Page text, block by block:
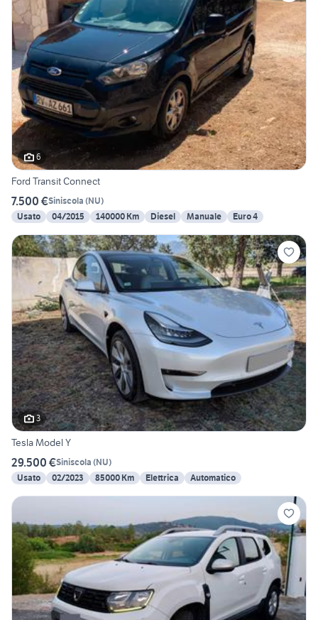
6
Ford Transit Connect
7.500 €Siniscola (NU)
Usato
04/2015 140000 Km Diesel Manuale Euro 4
3
Tesla Model Y
29.500 €Siniscola (NU)
Usato
02/2023 85000 Km Elettrica Automatico